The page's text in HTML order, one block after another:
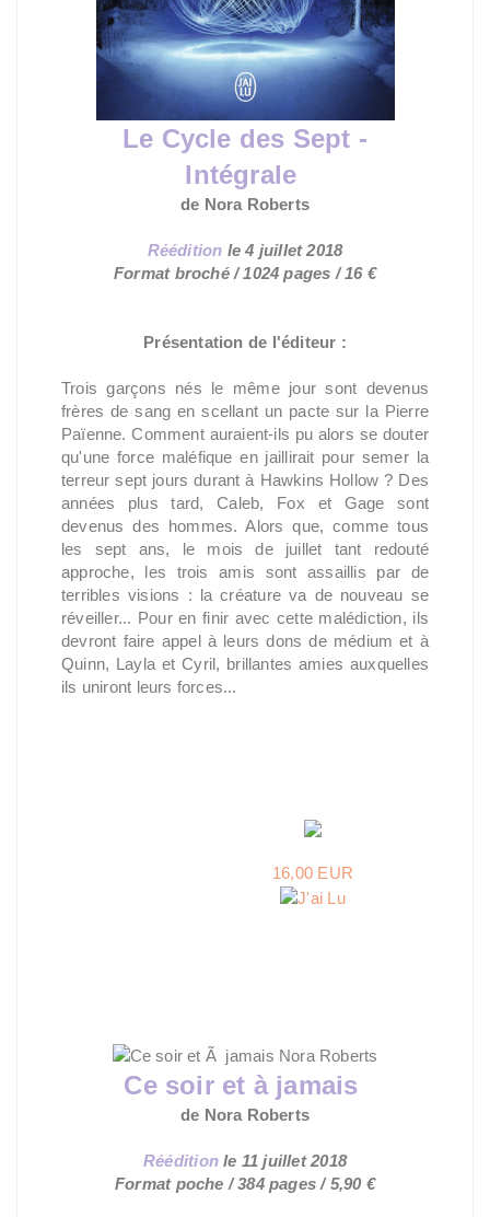
Le Cycle des Sept -
Intégrale
de Nora Roberts
Réédition le4 juillet 2018
Format broché / 1024 pages / 16 €
Présentation de l'éditeur :
Trois garçons nés le même jour sont devenus
frères de sang en scellant un pacte sur la Pierre
Païenne. Comment auraient-ils pu alors se douter
qu'une force maléfique en jaillirait pour semer la
terreur sept jours durant à Hawkins Hollow ? Des
années plus tard, Caleb, Fox et Gage sont
devenus des hommes. Alors que, comme tous
les sept ans, le mois de juillet tant redouté
approche, les trois amis sont assaillis par de
terribles visions : la créature va de nouveau se
réveiller... Pour en finir avec cette malédiction, ils
devront faire appel à leurs dons de médium et à
Quinn, Layla et Cyril, brillantes amies auxquelles
ils uniront leurs forces...
16,00 EUR
Ce soir et à jamais
de Nora Roberts
Réédition le 11 juillet 2018
Format poche / 384 pages / 5,90 €